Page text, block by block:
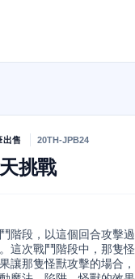
出售 20TH-JPB24
挑戰
階段，以這個回合攻擊
這次戰鬥階段中，那隻
讓那隻怪獸攻擊的場合